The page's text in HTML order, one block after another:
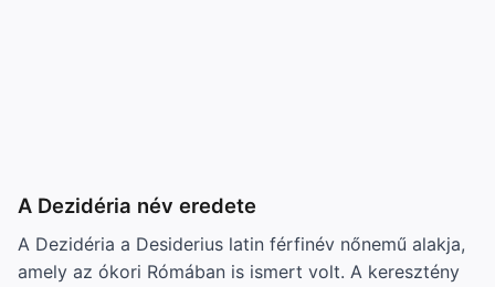
A Dezidéria név eredete
A Dezidéria a Desiderius latin férfinév nőnemű alakja,
amely az ókori Rómában is ismert volt. A keresztény